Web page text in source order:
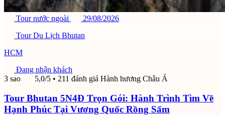
Tour nước ngoài
29/08/2026
Tour Du Lịch Bhutan
HCM
Đang nhận khách
3 sao
5,0/5 • 211 đánh giá Hành hương Châu Á
Tour Bhutan 5N4Đ Trọn Gói: Hành Trình Tìm Về
Hạnh Phúc Tại Vương Quốc Rồng Sấm